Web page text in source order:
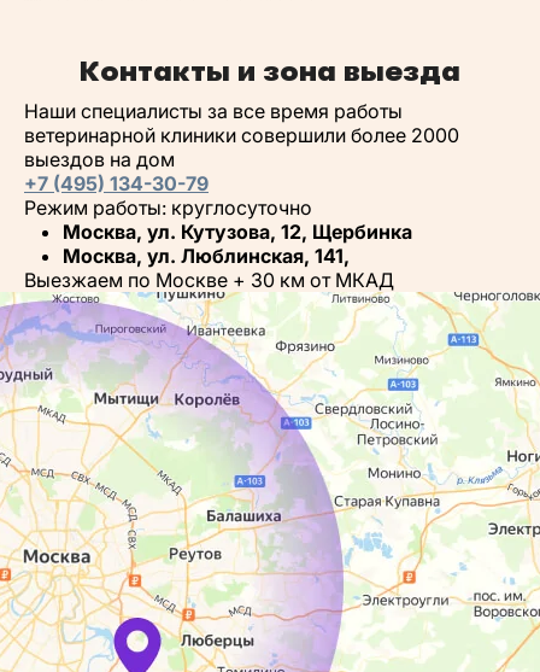
Контакты и зона выезда
Наши специалисты за все время работы
ветеринарной клиники совершили более 2000
выездов на дом
+7 (495) 134-30-79
Режим работы: круглосуточно
Москва, ул. Кутузова, 12, Щербинка
Москва, ул. Люблинская, 141,
Выезжаем по Москве + 30 км от МКАД